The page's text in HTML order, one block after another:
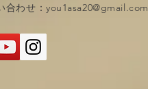
合わせ：you1asa20@gmail.com